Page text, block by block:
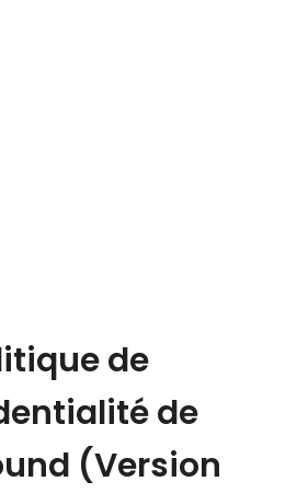
de
de
(Version